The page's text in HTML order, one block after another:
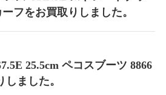
フをお買取りしました。
25.5cm ペコスブーツ 8866
しました。